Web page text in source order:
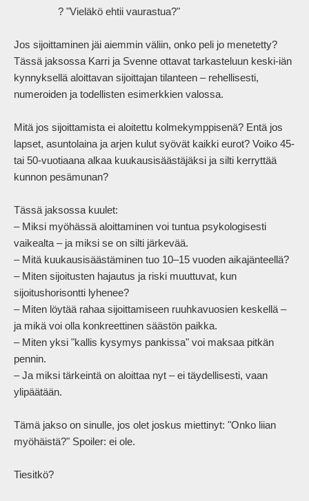
Jos sijoittaminen jäi aiemmin väliin, onko peli jo menetetty?
Tässä jaksossa Karri ja Svenne ottavat tarkasteluun keski-iän
kynnyksellä aloittavan sijoittajan tilanteen – rehellisesti,
numeroiden ja todellisten esimerkkien valossa.
Mitä jos sijoittamista ei aloitettu kolmekymppisenä? Entä jos
lapset, asuntolaina ja arjen kulut syövät kaikki eurot? Voiko 45-
tai 50-vuotiaana alkaa kuukausisäästäjäksi ja silti kerryttää
kunnon pesämunan?
Tässä jaksossa kuulet:
– Miksi myöhässä aloittaminen voi tuntua psykologisesti
vaikealta – ja miksi se on silti järkevää.
– Mitä kuukausisäästäminen tuo 10–15 vuoden aikajänteellä?
– Miten sijoitusten hajautus ja riski muuttuvat, kun
sijoitushorisontti lyhenee?
– Miten löytää rahaa sijoittamiseen ruuhkavuosien keskellä –
ja mikä voi olla konkreettinen säästön paikka.
– Miten yksi "kallis kysymys pankissa" voi maksaa pitkän
pennin.
– Ja miksi tärkeintä on aloittaa nyt – ei täydellisesti, vaan
ylipäätään.
Tämä jakso on sinulle, jos olet joskus miettinyt: "Onko liian
myöhäistä?" Spoiler: ei ole.
Tiesitkö?